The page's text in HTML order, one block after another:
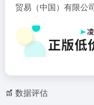
贸易（中国）有限公
数据评估